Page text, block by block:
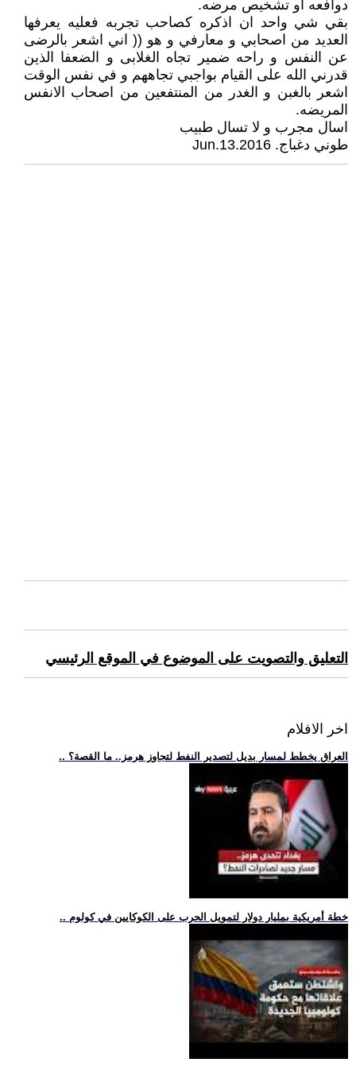
دوافعه او تشخيص مرضه.
بقي شي واحد ان اذكره كصاحب تجربه فعليه يعرفها
العديد من اصحابي و معارفي و هو (( اني اشعر بالرضى
عن النفس و راحه ضمير تجاه الغلابى و الضعفا الذين
قدرني الله على القيام بواجبي تجاههم و في نفس الوقت
اشعر بالغبن و الغدر من المنتفعين من اصحاب الانفس
المريضه.
اسال مجرب و لا تسال طبيب
طوني دغباج. Jun.13.2016
التعليق والتصويت على الموضوع في الموقع الرئيسي
اخر الافلام
.. العراق يخطط لمسار بديل لتصدير النفط لتجاوز هرمز.. ما القصة؟
.. خطة أمريكية بمليار دولار لتمويل الحرب على الكوكايين في كولوم